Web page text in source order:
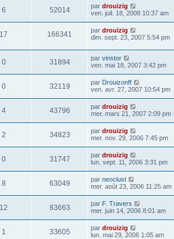
6 52014 par drouizig
ven. juil. 18, 2008 10:37 am
17 166341 par drouizig
dim. sept. 23, 2007 5:54 pm
0 31894 par vinstor
ven. mai 18, 2007 3:42 pm
0 32119 par Drouizonff
ven. avr. 27, 2007 10:54 pm
4 43796 par drouizig
mer. mars 21, 2007 2:09 pm
2 34823 par drouizig
mer. nov. 29, 2006 7:45 pm
0 31747 par drouizig
lun. sept. 11, 2006 3:31 pm
8 63049 par neoclust
mer. août 23, 2006 11:25 am
12 83663 par F. Travers
mer. juin 14, 2006 8:01 am
1 33605 par drouizig
lun. mai 29, 2006 1:05 am